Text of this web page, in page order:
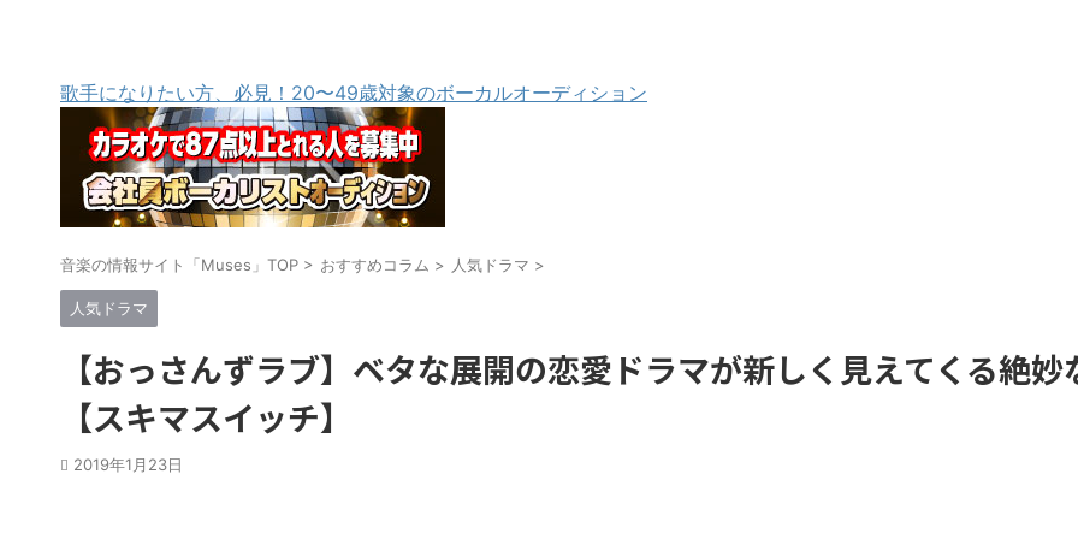
歌手になりたい方、必見！20〜49歳対象のボーカルオーディション
音楽の情報サイト「Muses」TOP > おすすめコラム > 人気ドラマ >
人気ドラマ
【おっさんずラブ】ベタな展開の恋愛ドラマが新しく見えてくる絶妙
【スキマスイッチ】
2019年1月23日